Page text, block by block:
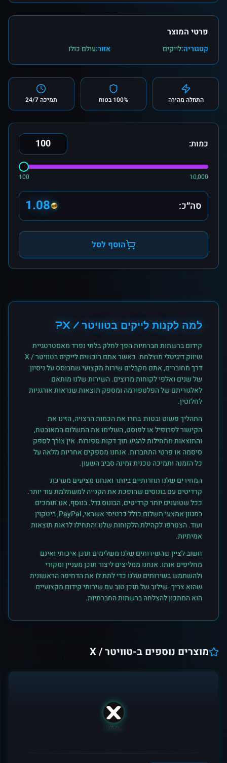
פרטי המוצר
קטגוריה:לייקים אזור:עולם כולו
התחלה מהירה 100% בטוח תמיכה 24/7
כמות:
100 10,000
סה״כ: 1.08
הוסף לסל
למה לקנות לייקים בטוויטר / X ?
קידום ברשתות חברתיות הפך לחלק בלתי נפרד מאסטרטגיית
שיווק דיגיטלי מוצלחת. כאשר אתם רוכשיםלייקיםבטוויטר / X
דרך מחוברים, אתם מקבלים שירות מקצועי שמבוסס על ניסיון
של שנים ואלפי לקוחות מרוצים. השירות שלנו מותאם
לאלגוריתם של הפלטפורמה ומספק תוצאות שנראות אורגניות
לחלוטין.
התהליך פשוט ובטוח: בחרו את הכמות הרצויה, הזינו את
הקישור לפרופיל או לפוסט, השלימו את התשלום המאובטח,
והתוצאות מתחילות להגיע תוך דקות ספורות. אין צורך לספק
סיסמה או פרטי התחברות. אנחנו מספקים אחריות מלאה על
כל הזמנה ותמיכה טכנית זמינה סביב השעון.
המחירים שלנו תחרותיים ביותר ואנחנו מציעים מערכת
קרדיטים עם בונוסים שהופכת את הקנייה למשתלמת עוד יותר.
ככל שטוענים יותר קרדיטים, הבונוס גדל. בנוסף, אנו תומכים
במגוון אמצעי תשלום כולל כרטיסי אשראי, PayPal, ביטקוין
ועוד. הצטרפו לקהילת הלקוחות שלנו והתחילו לראות תוצאות
אמיתיות.
חשוב לציין שהשירותים שלנו משלימים תוכן איכותי ואינם
מחליפים אותו. אנחנו ממליצים ליצור תוכן מעניין ומקורי
ולהשתמש בשירותים שלנו כדי לתת לו את הדחיפה הראשונית
שהוא צריך. שילוב של תוכן טוב עם שירותי קידום מקצועיים
הוא המתכון להצלחה ברשתות החברתיות.
מוצרים נוספים ב-טוויטר / X